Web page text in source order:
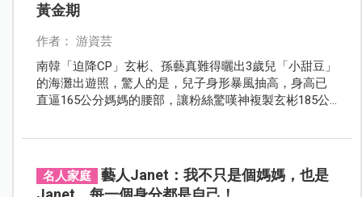
黃金期
作者： 游資芸
南韓「迫降CP」玄彬、孫藝真難得曬出3歲兒「小甜豆」
的海灘出遊照，驚人的是，兒子身形暴風抽高，身高已
直逼165公分媽媽的腰部，讓粉絲驚嘆神複製玄彬185公
名人家庭
藝人Janet：我不只是個媽媽，也是